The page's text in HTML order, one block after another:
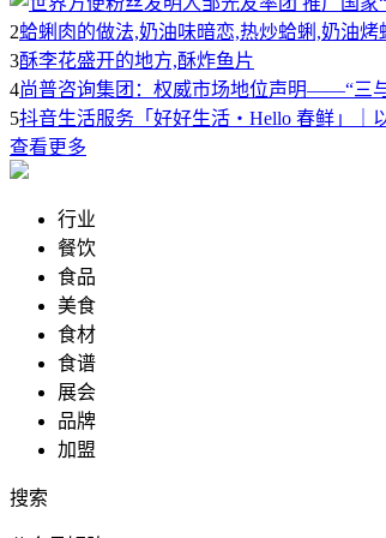
2蛤蜊肉的做法,奶油味暗恋,热炒蛤蜊,奶油烤
3酥李花盛开的地方,酥炸鱼片
4尚普咨询集团：权威市场地位声明——“三
5抖音生活服务「好好生活・Hello 春鲜」｜
查看更多
行业
餐饮
食品
美食
食材
食谱
展会
品牌
加盟
搜索